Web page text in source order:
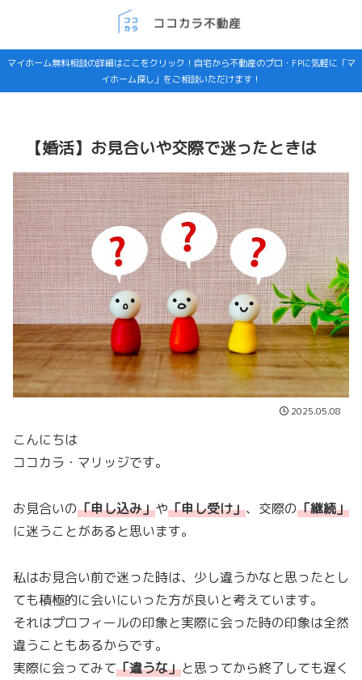
マイホーム無料相談の詳細はここをクリック！自宅から不動産のプロ・FPに気軽に「マ
イホーム探し」をご相談いただけます！
【婚活】お見合いや交際で迷ったときは
2025.05.08
こんにちは
ココカラ・マリッジです。
お見合いの「申し込み」や「申し受け」、交際の「継続」
に迷うことがあると思います。
私はお見合い前で迷った時は、少し違うかなと思ったとし
ても積極的に会いにいった方が良いと考えています。
それはプロフィールの印象と実際に会った時の印象は全然
違うこともあるからです。
実際に会ってみて「違うな」と思ってから終了しても遅く